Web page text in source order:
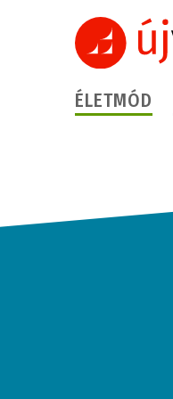
ÉLETMÓD